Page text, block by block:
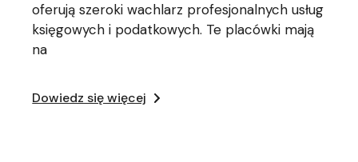
oferują szeroki wachlarz profesjonalnych usług
księgowych i podatkowych. Te placówki mają
na
Dowiedz się więcej